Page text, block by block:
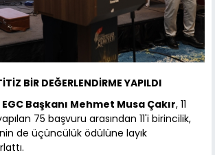
BİR DEĞERLENDİRME YAPILDI
EGC Başkanı Mehmet Musa Çakır, 11
75 başvuru arasından 11'i birincilik,
de üçüncülük ödülüne layık